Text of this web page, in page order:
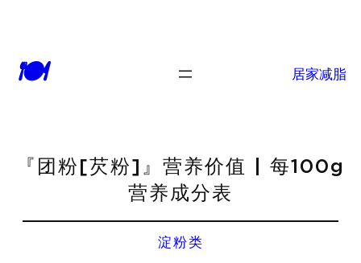
🍽 居家减脂
『团粉[芡粉]』营养价值 | 每100g
营养成分表
淀粉类